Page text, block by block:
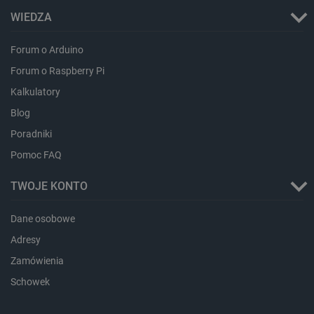
WIEDZA
Forum o Arduino
Forum o Raspberry Pi
Kalkulatory
Blog
Poradniki
Pomoc FAQ
TWOJE KONTO
Dane osobowe
Adresy
Zamówienia
Schowek